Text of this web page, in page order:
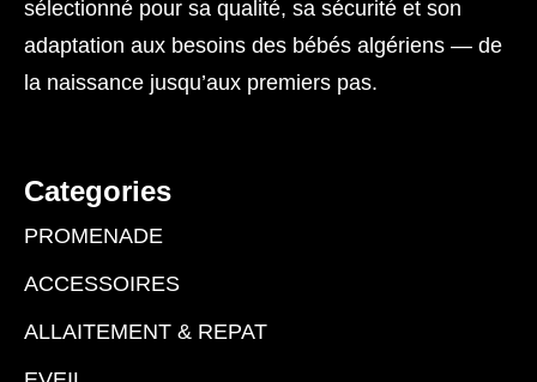
sélectionné pour sa qualité, sa sécurité et son
adaptation aux besoins des bébés algériens — de
la naissance jusqu’aux premiers pas.
Categories
PROMENADE
ACCESSOIRES
ALLAITEMENT & REPAT